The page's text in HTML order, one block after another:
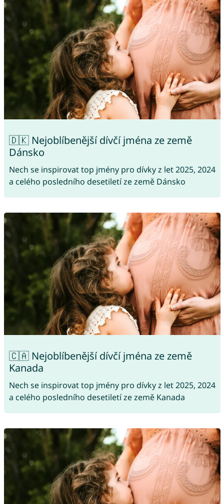
🇩🇰 Nejoblíbenější dívčí jména ze země
Dánsko
Nech se inspirovat top jmény pro dívky z let 2025, 2024
a celého posledního desetiletí ze země Dánsko
🇨🇦 Nejoblíbenější dívčí jména ze země
Kanada
Nech se inspirovat top jmény pro dívky z let 2025, 2024
a celého posledního desetiletí ze země Kanada